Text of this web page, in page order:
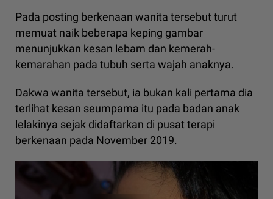
Pada posting berkenaan wanita tersebut turut
memuat naik beberapa keping gambar
menunjukkan kesan lebam dan kemerah-
kemarahan pada tubuh serta wajah anaknya.
Dakwa wanita tersebut, ia bukan kali pertama dia
terlihat kesan seumpama itu pada badan anak
lelakinya sejak didaftarkan di pusat terapi
berkenaan pada November 2019.